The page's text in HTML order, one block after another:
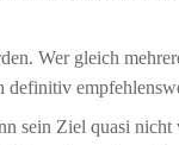
Wer gleich
definitiv
sein Ziel quasi